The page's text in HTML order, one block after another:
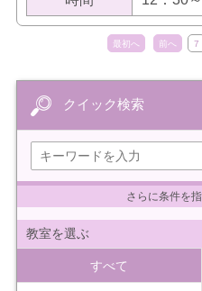
最初へ 前へ 7
クイック検索
さらに条件を
教室を選ぶ
すべて